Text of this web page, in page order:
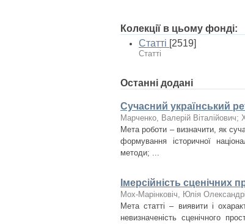
Колекції в цьому фонді:
Статті [2519]
Статті
Останні додані
Сучасний український
Марченко, Валерій Віталійович;
Мета роботи – визначити, як
формування історичної
методи; ...
Імерсійність
Мох-Марінковіч, Юлія
Мета статті – виявити і
невизначеність сценічного